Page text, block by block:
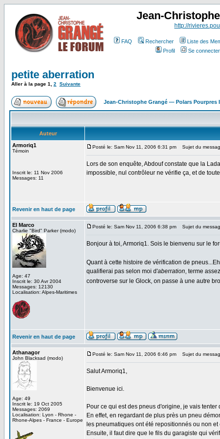
Jean-
http://
FAQ Rechercher
Liste des
Profil
Se
petite aberration
Aller à la page 1 2 Suivante
Jean-Christophe Grangé — Polars Pourpres
Auteur
Armoriq1
Témoin
Inscrit le: 11 Nov 2006
Messages: 11
Posté le: Sam Nov 11, 2006 6:31 pm Sujet du
Lors de son enquête, Abdouf constate que la
impossible, nul contrôleur ne vérifie ça, et de
Revenir en haut de page
El Marco
Charlie "Bird" Parker (modo)
Age: 47
Inscrit le: 30 Avr 2004
Messages: 12130
Localisation: Alpes-Maritimes
Posté le: Sam Nov 11, 2006 6:38 pm Sujet du
Bonjour à toi, Armoriq1. Sois le bienvenu sur le
Quant à cette histoire de vérification de
qualifierai pas selon moi d'aberration, terme
controverse sur le Glock, on passe à une autre
Revenir en haut de page
Athanagor
John Blacksad (modo)
Age: 49
Inscrit le: 19 Oct 2005
Messages: 2069
Localisation: Lyon - Rhone -
Rhone-Alpes - France - Europe
Posté le: Sam Nov 11, 2006 6:46 pm Sujet du
Salut Armoriq1,
Bienvenue ici.
Pour ce qui est des pneus d'origine, je vais
En effet, en regardant de plus près un pneu
les pneumatiques ont été repositionnés ou non
Ensuite, il faut dire que le fils du garagiste qui